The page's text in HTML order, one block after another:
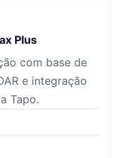
Plus
com base de
e integração
Tapo.